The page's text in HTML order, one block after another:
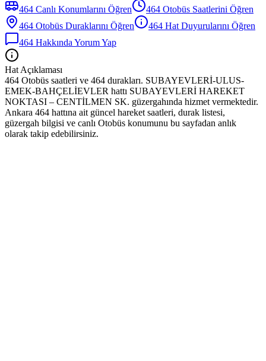
464 Canlı Konumlarını Öğren 464 Otobüs Saatlerini Öğren
464 Otobüs Duraklarını Öğren 464 Hat Duyurularını Öğren
464 Hakkında Yorum Yap
Hat Açıklaması
464 Otobüs saatleri ve 464 durakları. SUBAYEVLERİ-ULUS-
EMEK-BAHÇELİEVLER hattı SUBAYEVLERİ HAREKET
NOKTASI – CENTİLMEN SK. güzergahında hizmet vermektedir.
Ankara 464 hattına ait güncel hareket saatleri, durak listesi,
güzergah bilgisi ve canlı Otobüs konumunu bu sayfadan anlık
olarak takip edebilirsiniz.